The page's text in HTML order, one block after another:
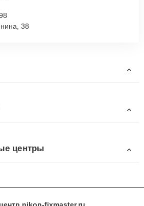
38
центры